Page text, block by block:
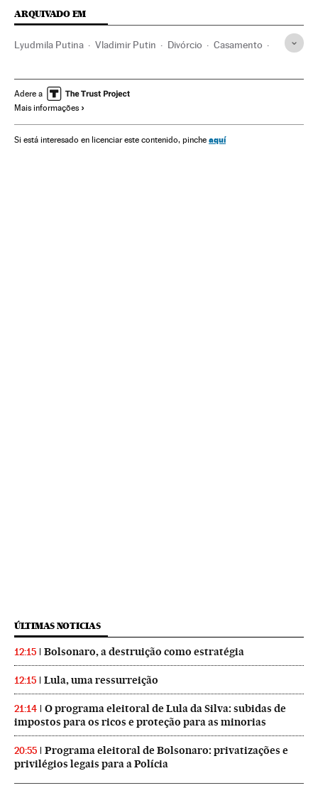
ARQUIVADO EM
Lyudmila Putina Vladimir Putin Divórcio Casamento
Adere a
Mais informações
Si está interesado en licenciar este contenido, pinche aquí
ÚLTIMAS NOTICIAS
12:15 Bolsonaro, a destruição como estratégia
12:15 Lula, uma ressurreição
21:14
O programa eleitoral de Lula da Silva: subidas de
impostos para os ricos e proteção para as minorias
20:55
Programa eleitoral de Bolsonaro: privatizações e
privilégios legais para a Polícia